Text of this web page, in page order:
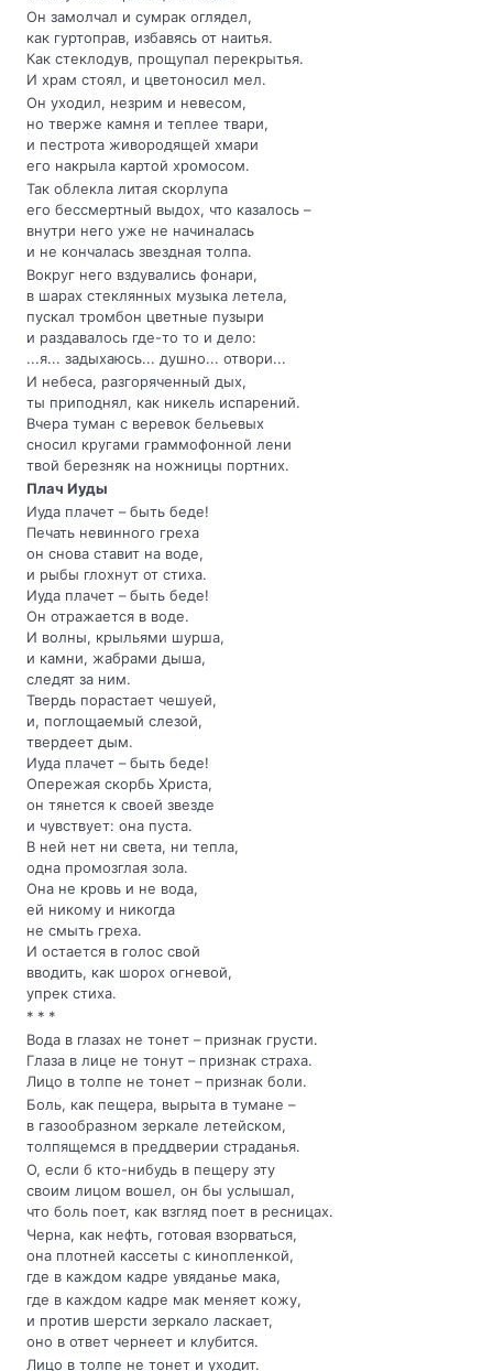
Он замолчал и сумрак оглядел,
как гуртоправ, избавясь от наитья.
Как стеклодув, прощупал перекрытья.
И храм стоял, и цветоносил мел.
Он уходил, незрим и невесом,
но тверже камня и теплее твари,
и пестрота живородящей хмари
его накрыла картой хромосом.
Так облекла литая скорлупа
его бессмертный выдох, что казалось –
внутри него уже не начиналась
и не кончалась звездная толпа.
Вокруг него вздувались фонари,
в шарах стеклянных музыка летела,
пускал тромбон цветные пузыри
и раздавалось где-то то и дело:
...я... задыхаюсь... душно... отвори...
И небеса, разгоряченный дых,
ты приподнял, как никель испарений.
Вчера туман с веревок бельевых
сносил кругами граммофонной лени
твой березняк на ножницы портних.
Плач Иуды
Иуда плачет – быть беде!
Печать невинного греха
он снова ставит на воде,
и рыбы глохнут от стиха.
Иуда плачет – быть беде!
Он отражается в воде.
И волны, крыльями шурша,
и камни, жабрами дыша,
следят за ним.
Твердь порастает чешуей,
и, поглощаемый слезой,
твердеет дым.
Иуда плачет – быть беде!
Опережая скорбь Христа,
он тянется к своей звезде
и чувствует: она пуста.
В ней нет ни света, ни тепла,
одна промозглая зола.
Она не кровь и не вода,
ей никому и никогда
не смыть греха.
И остается в голос свой
вводить, как шорох огневой,
упрек стиха.
* * *
Вода в глазах не тонет – признак грусти.
Глаза в лице не тонут – признак страха.
Лицо в толпе не тонет – признак боли.
Боль, как пещера, вырыта в тумане –
в газообразном зеркале летейском,
толпящемся в преддверии страданья.
О, если б кто-нибудь в пещеру эту
своим лицом вошел, он бы услышал,
что боль поет, как взгляд поет в ресницах.
Черна, как нефть, готовая взорваться,
она плотней кассеты с кинопленкой,
где в каждом кадре увяданье мака,
где в каждом кадре мак меняет кожу,
и против шерсти зеркало ласкает,
оно в ответ чернеет и клубится.
Лицо в толпе не тонет и уходит.